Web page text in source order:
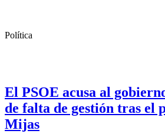
Política
El PSOE acusa al
de falta de gestión tras el
Mijas